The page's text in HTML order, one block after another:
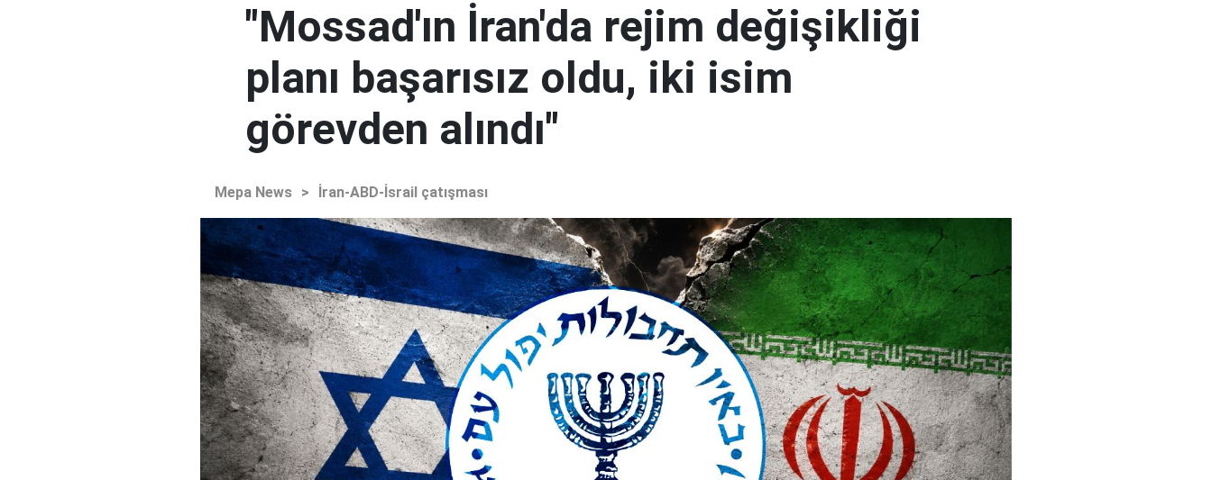
"Mossad'ın İran'da rejim değişikliği
planı başarısız oldu, iki isim
görevden alındı"
Mepa News > İran-ABD-İsrail çatışması